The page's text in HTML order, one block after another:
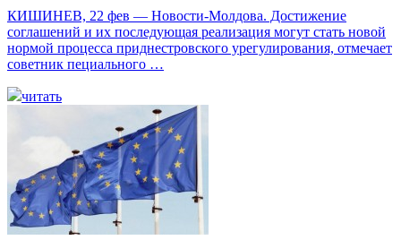
КИШИНЕВ, 22 фев — Новости-Молдова. Достижение
соглашений и их последующая реализация могут стать новой
нормой процесса приднестровского урегулирования, отмечает
советник пециального …
читать